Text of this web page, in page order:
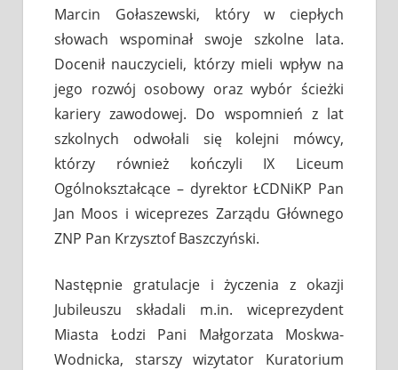
Marcin Gołaszewski, który w ciepłych
słowach wspominał swoje szkolne lata.
Docenił nauczycieli, którzy mieli wpływ na
jego rozwój osobowy oraz wybór ścieżki
kariery zawodowej. Do wspomnień z lat
szkolnych odwołali się kolejni mówcy,
którzy również kończyli IX Liceum
Ogólnokształcące – dyrektor ŁCDNiKP Pan
Jan Moos i wiceprezes Zarządu Głównego
ZNP Pan Krzysztof Baszczyński.
Następnie gratulacje i życzenia z okazji
Jubileuszu składali m.in. wiceprezydent
Miasta Łodzi Pani Małgorzata Moskwa-
Wodnicka, starszy wizytator Kuratorium